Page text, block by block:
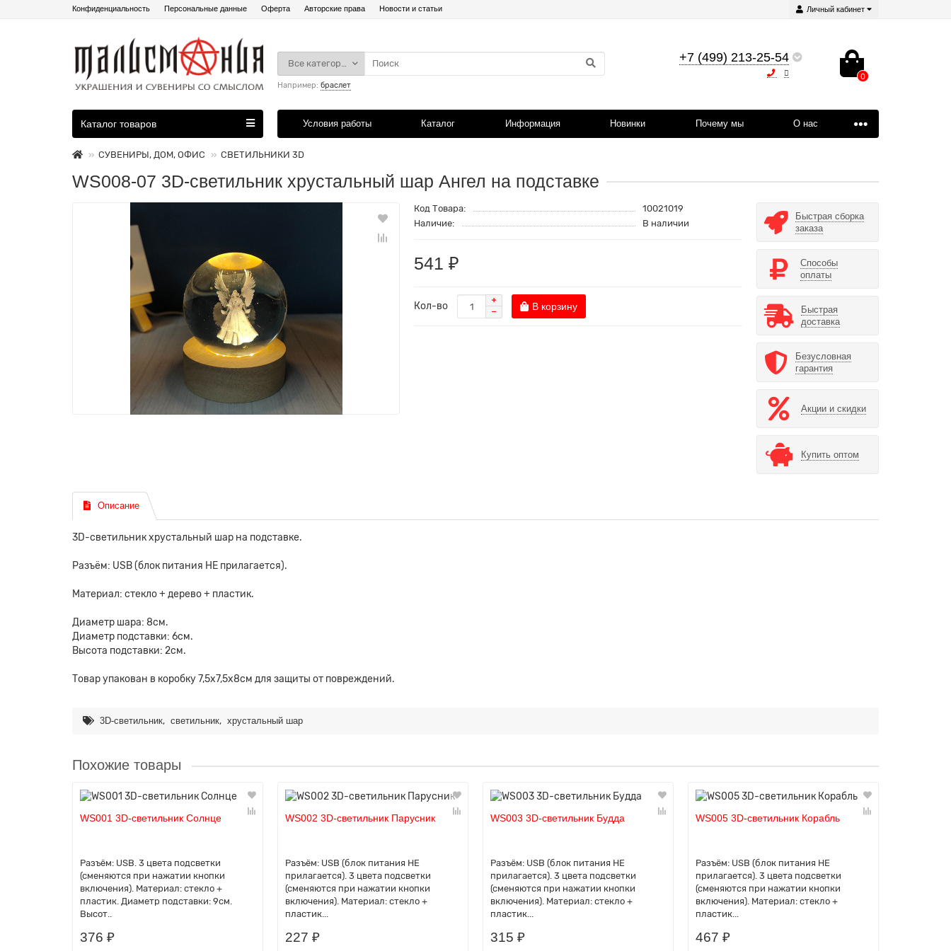
Личный кабинет
Конфиденциальность Персональные данные Оферта Авторские права Новости и статьи
+7 (499) 213-25-54
0
Все категории
Например: браслет
Каталог товаров Условия работы Каталог Информация Новинки Почему мы О нас
СУВЕНИРЫ, ДОМ, ОФИС СВЕТИЛЬНИКИ 3D
WS008-07 3D-светильник хрустальный шар Ангел на подставке
Код Товара:
10021019
Наличие:
В наличии
541 ₽
Кол-во В корзину
Быстрая сборка
заказа
Способы
оплаты
Быстрая
доставка
Безусловная
гарантия
Акции и скидки
Купить оптом
Описание
3D-светильник хрустальный шар на подставке.
Разъём: USB (блок питания НЕ прилагается).
Материал: стекло + дерево + пластик.
Диаметр шара: 8см.
Диаметр подставки: 6см.
Высота подставки: 2см.
Товар упакован в коробку 7,5х7,5х8см для защиты от повреждений.
3D-светильник, светильник, хрустальный шар
Похожие товары
WS001 3D-светильник Солнце
Разъём: USB. 3 цвета подсветки
(сменяются при нажатии кнопки
включения). Материал: стекло +
пластик. Диаметр подставки: 9см.
Высот..
376 ₽
WS002 3D-светильник Парусник
Разъём: USB (блок питания НЕ
прилагается). 3 цвета подсветки
(сменяются при нажатии кнопки
включения). Материал: стекло +
пластик...
227 ₽
WS003 3D-светильник Будда
Разъём: USB (блок питания НЕ
прилагается). 3 цвета подсветки
(сменяются при нажатии кнопки
включения). Материал: стекло +
пластик...
315 ₽
WS005 3D-светильник Корабль
Разъём: USB (блок питания НЕ
прилагается). 3 цвета подсветки
(сменяются при нажатии кнопки
включения). Материал: стекло +
пластик...
467 ₽